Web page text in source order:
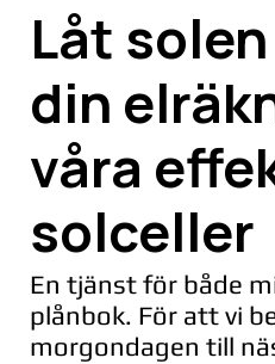
Låt
din
våra
solceller
En tjänst för både
plånbok. För att vi
morgondagen till